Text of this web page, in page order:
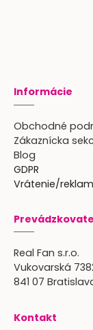
Informácie
Obchodné
Zákaznícka
Blog
GDPR
Vrátenie/
Real Fan s.r.o.
Vukovarská
841 07
Kontakt